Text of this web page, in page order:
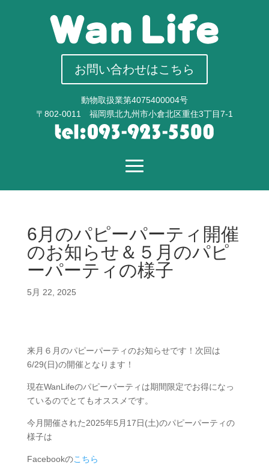
お問い合わせはこちら
動物取扱業第4075400004号
〒802-0011 福岡県北九州市小倉北区重住3丁目7-1
6月のパピーパーティ開催
のお知らせ＆５月のパピ
ーパーティの様子
5月 22, 2025
来月６月のパピーパーティのお知らせです！次回は
6/29(日)の開催となります！
現在WanLifeのパピーパーティは期間限定でお得になっ
ているのでとてもオススメです。
今月開催された2025年5月17日(土)のパピーパーティの
様子は
Facebookのこちら